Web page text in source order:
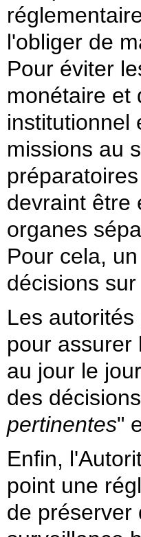
l'obliger de
Pour éviter
monétaire et
institutionnel
missions au
devraint être
organes
Pour cela,
décisions
Les
pour assurer
au jour le
des
pertinentes"
Enfin,
point une
de préserver